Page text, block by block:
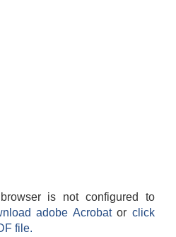
is not configured to
adobe Acrobatorclick
file.